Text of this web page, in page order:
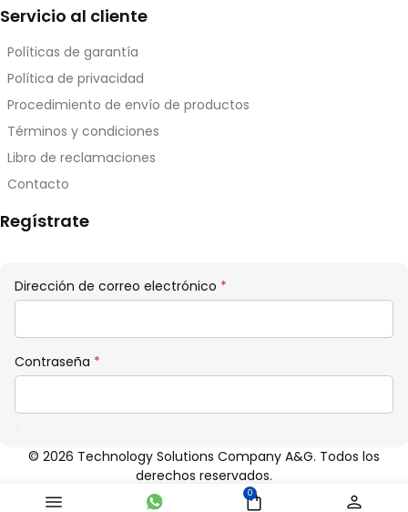
Servicio al cliente
Políticas de garantía
Política de privacidad
Procedimiento de envío de productos
Términos y condiciones
Libro de reclamaciones
Contacto
Regístrate
Dirección de correo electrónico *
Contraseña *
© 2026 Technology Solutions Company A&G. Todos los
derechos reservados.
0